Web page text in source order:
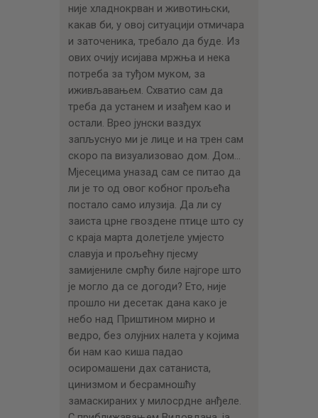
није хладнокрван и животињски,
какав би, у овој ситуацији отмичара
и заточеника, требало да буде. Из
ових очију исијава мржња и нека
потреба за туђом муком, за
иживљавањем. Схватио сам да
треба да устанем и изађем као и
остали. Врео јунски ваздух
запљуснуо ми је лице и на трен сам
скоро па визуализовао дом. Дом…
Мјесецима уназад сам се питао да
ли је то од овог кобног прољећа
постало само илузија. Да ли су
заиста црне гвоздене птице што су
с краја марта долетјеле умјесто
славуја и прољећну пјесму
замијениле смрћу биле најгоре што
је могло да се догоди? Ето, није
прошло ни десетак дана како је
небо над Приштином мирно и
ведро, без олујних налета у којима
би нам као киша падао
осиромашени дах сатаниста,
цинизмом и бесрамношћу
замаскираних у милосрдне анђеле.